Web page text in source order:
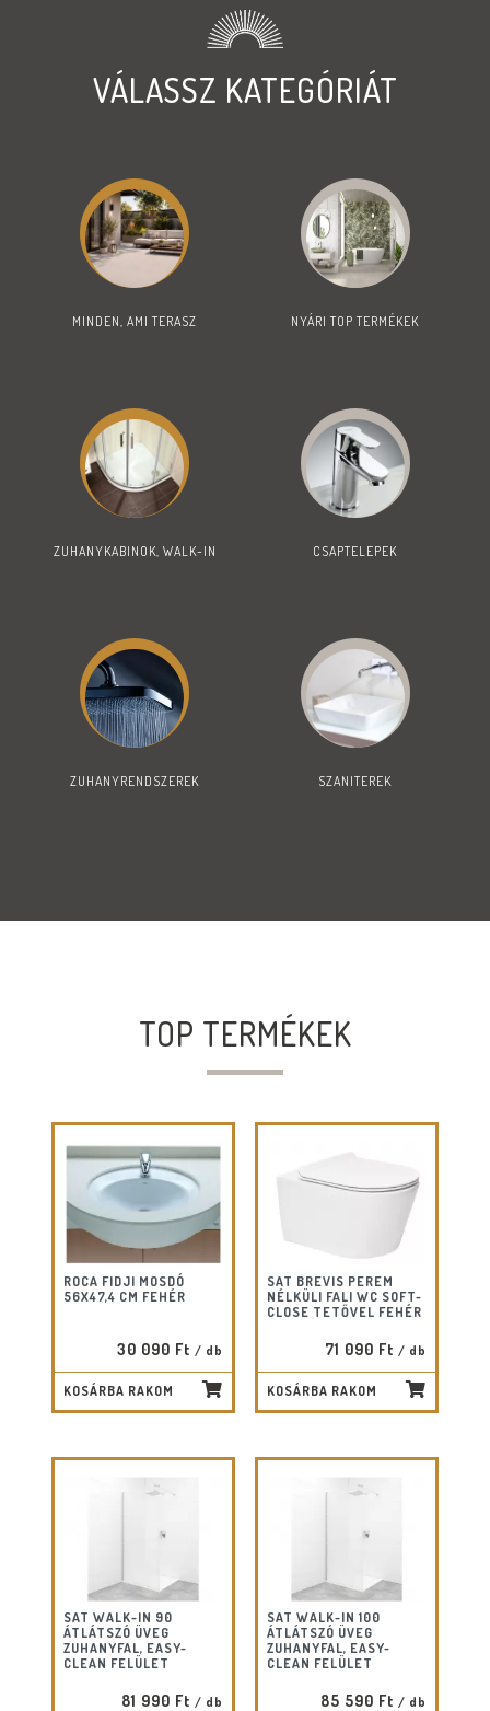
VÁLASSZ KATEGÓRIÁT
MINDEN, AMI TERASZ NYÁRI TOP TERMÉKEK
ZUHANYKABINOK, WALK-IN CSAPTELEPEK
ZUHANYRENDSZEREK SZANITEREK
TOP TERMÉKEK
ROCA FIDJI MOSDÓ
56X47,4 CM FEHÉR
30 090 Ft / db
KOSÁRBA RAKOM
SAT BREVIS PEREM
NÉLKÜLI FALI WC SOFT-
CLOSE TETŐVEL FEHÉR
71 090 Ft / db
KOSÁRBA RAKOM
SAT WALK-IN 90
ÁTLÁTSZÓ ÜVEG
ZUHANYFAL, EASY-
CLEAN FELÜLET
81 990 Ft / db
SAT WALK-IN 100
ÁTLÁTSZÓ ÜVEG
ZUHANYFAL, EASY-
CLEAN FELÜLET
85 590 Ft / db